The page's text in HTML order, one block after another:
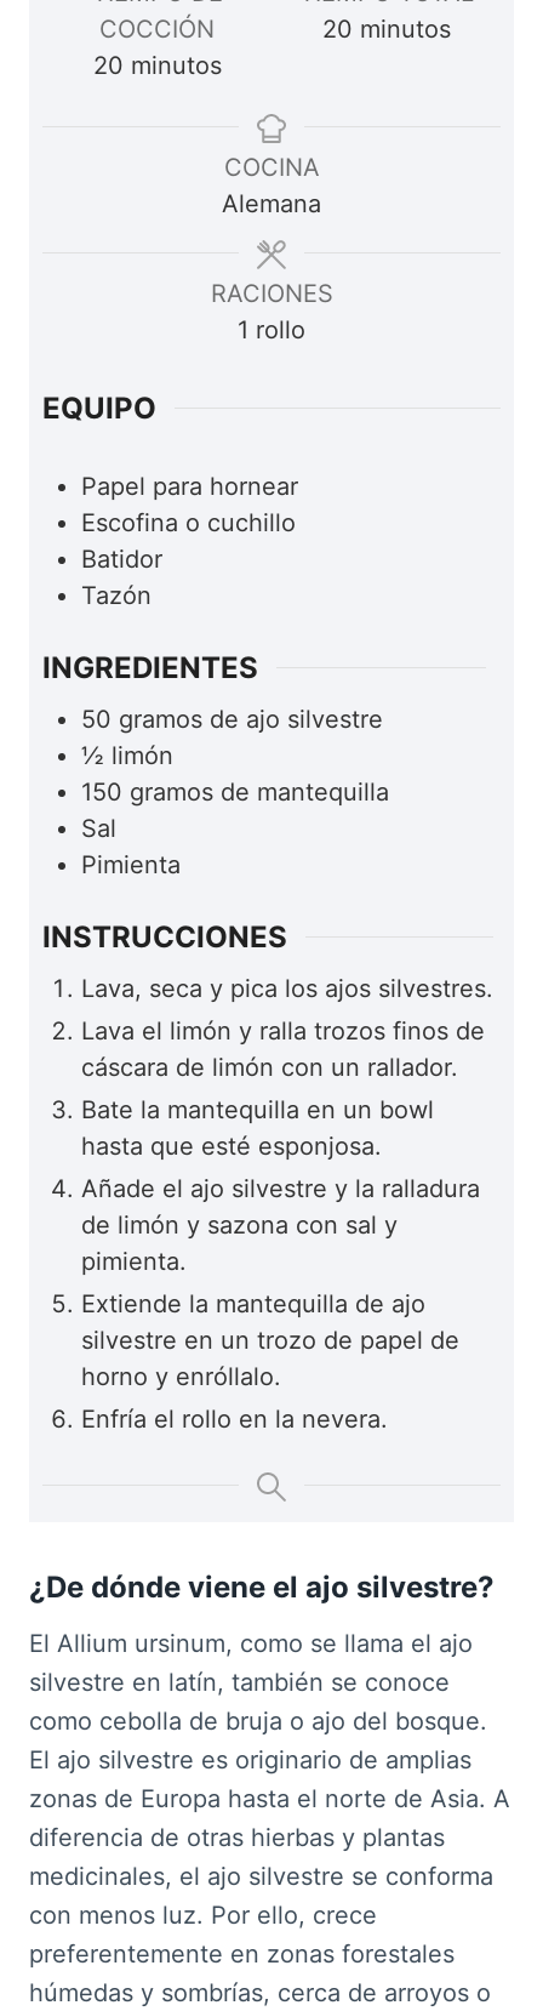
COCCIÓN
20mminutos
20mminutos
COCINA
Alemana
RACIONES
1 rollo
EQUIPO
Papel para hornear
Escofina o cuchillo
Batidor
Tazón
INGREDIENTES
50 gramos de ajo silvestre
½ limón
150 gramos de mantequilla
Sal
Pimienta
INSTRUCCIONES
Lava, seca y pica los ajos silvestres.
Lava el limón y ralla trozos finos de
cáscara de limón con un rallador.
Bate la mantequilla en un bowl
hasta que esté esponjosa.
Añade el ajo silvestre y la ralladura
de limón y sazona con sal y
pimienta.
Extiende la mantequilla de ajo
silvestre en un trozo de papel de
horno y enróllalo.
Enfría el rollo en la nevera.
¿De dónde viene el ajo silvestre?
El Allium ursinum, como se llama el ajo
silvestre en latín, también se conoce
como cebolla de bruja o ajo del bosque.
El ajo silvestre es originario de amplias
zonas de Europa hasta el norte de Asia. A
diferencia de otras hierbas y plantas
medicinales, el ajo silvestre se conforma
con menos luz. Por ello, crece
preferentemente en zonas forestales
húmedas y sombrías, cerca de arroyos o